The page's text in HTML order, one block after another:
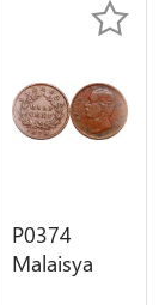
P0374
Malaisya